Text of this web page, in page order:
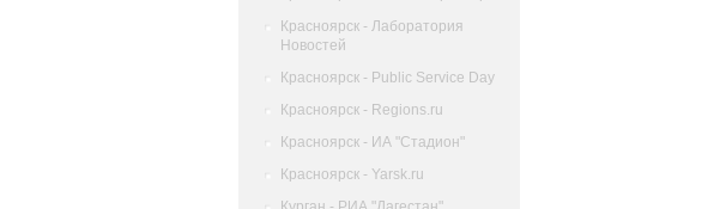
Красноярск - Лаборатория
Новостей
Красноярск - Public Service Day
Красноярск - Regions.ru
Красноярск - ИА "Стадион"
Красноярск - Yarsk.ru